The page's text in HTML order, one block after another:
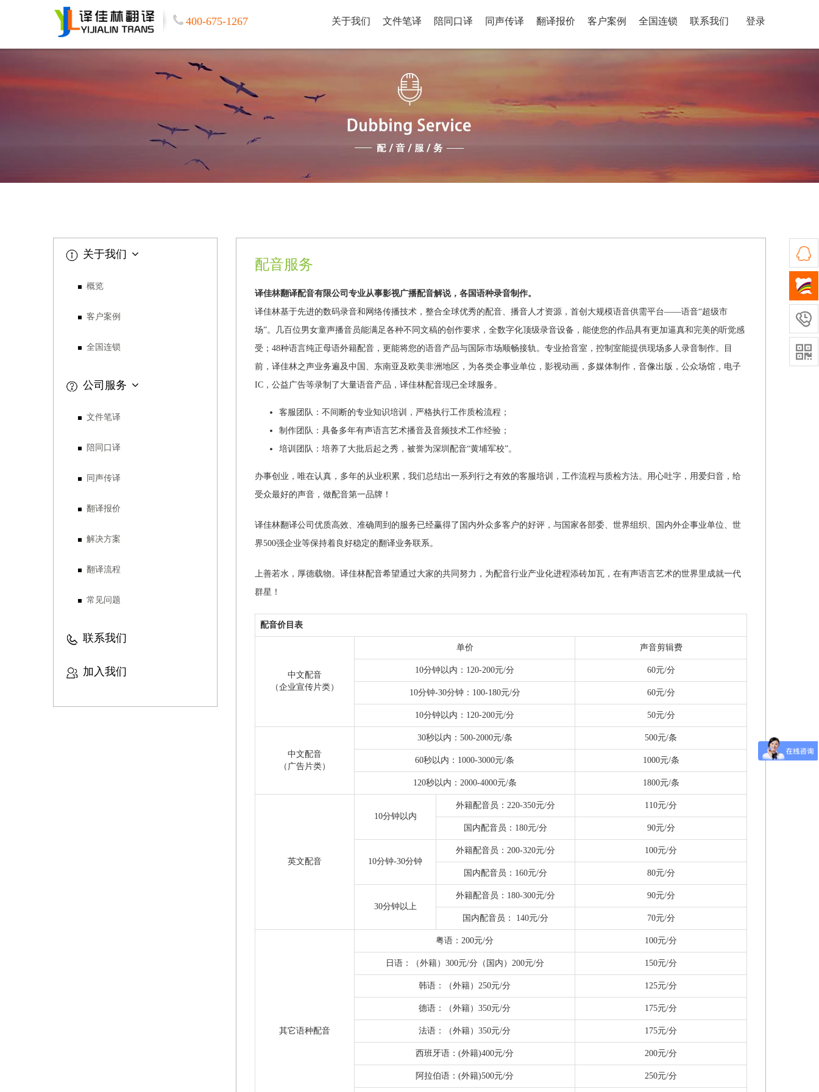
400-675-1267 关于我们 文件笔译 陪同口译 同声传译 翻译报价 客户案例 全国连锁 联系我们 登录
关于我们
概览
客户案例
全国连锁
公司服务
文件笔译
陪同口译
同声传译
翻译报价
解决方案
翻译流程
常见问题
联系我们
加入我们
配音服务
译佳林翻译配音有限公司专业从事影视广播配音解说，各国语种录音制作。
译佳林基于先进的数码录音和网络传播技术，整合全球优秀的配音、播音人才资源，首创大规模语音供需平台——语音“超级市
场”。几百位男女童声播音员能满足各种不同文稿的创作要求，全数字化顶级录音设备，能使您的作品具有更加逼真和完美的听觉感
受；48种语言纯正母语外籍配音，更能将您的语音产品与国际市场顺畅接轨。专业拾音室，控制室能提供现场多人录音制作。目
前，译佳林之声业务遍及中国、东南亚及欧美非洲地区，为各类企事业单位，影视动画，多媒体制作，音像出版，公众场馆，电子
IC，公益广告等录制了大量语音产品，译佳林配音现已全球服务。
客服团队：不间断的专业知识培训，严格执行工作质检流程；
制作团队：具备多年有声语言艺术播音及音频技术工作经验；
培训团队：培养了大批后起之秀，被誉为深圳配音“黄埔军校”。
办事创业，唯在认真，多年的从业积累，我们总结出一系列行之有效的客服培训，工作流程与质检方法。用心吐字，用爱归音，给
受众最好的声音，做配音第一品牌！
译佳林翻译公司优质高效、准确周到的服务已经赢得了国内外众多客户的好评，与国家各部委、世界组织、国内外企事业单位、世
界500强企业等保持着良好稳定的翻译业务联系。
上善若水，厚德载物。译佳林配音希望通过大家的共同努力，为配音行业产业化进程添砖加瓦，在有声语言艺术的世界里成就一代
群星！
配音价目表
中文配音
（企业宣传片类）
单价 声音剪辑费
10分钟以内：120-200元/分 60元/分
10分钟-30分钟：100-180元/分 60元/分
10分钟以内：120-200元/分 50元/分
中文配音
（广告片类）
30秒以内：500-2000元/条 500元/条
60秒以内：1000-3000元/条 1000元/条
120秒以内：2000-4000元/条 1800元/条
英文配音
10分钟以内
外籍配音员：220-350元/分 110元/分
国内配音员：180元/分 90元/分
10分钟-30分钟
外籍配音员：200-320元/分 100元/分
国内配音员：160元/分 80元/分
30分钟以上
外籍配音员：180-300元/分 90元/分
国内配音员： 140元/分 70元/分
其它语种配音
粤语：200元/分 100元/分
日语：（外籍）300元/分（国内）200元/分 150元/分
韩语：（外籍）250元/分 125元/分
德语：（外籍）350元/分 175元/分
法语：（外籍）350元/分 175元/分
西班牙语：(外籍)400元/分 200元/分
阿拉伯语：(外籍)500元/分 250元/分

